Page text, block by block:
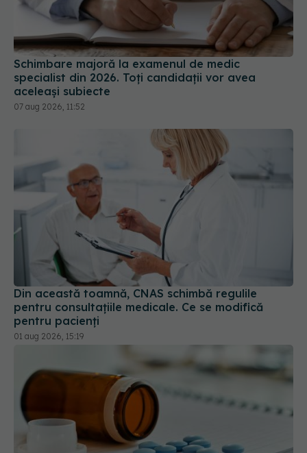
Schimbare majoră la examenul de medic
specialist din 2026. Toți candidații vor avea
aceleași subiecte
07 aug 2026, 11:52
Din această toamnă, CNAS schimbă regulile
pentru consultațiile medicale. Ce se modifică
pentru pacienți
01 aug 2026, 15:19